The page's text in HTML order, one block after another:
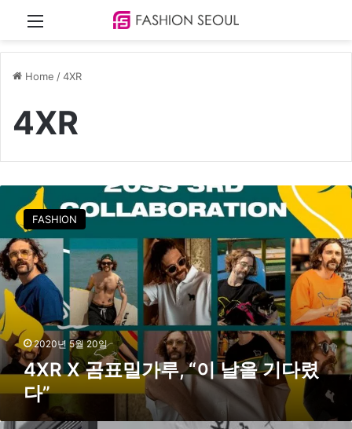
Home /4XR
4XR
X
곰
표
밀
가
루
,
이
날
기
FASHION
2020년 5월 20일
4XR X 곰표밀가루, “이 날을 기다렸
다”